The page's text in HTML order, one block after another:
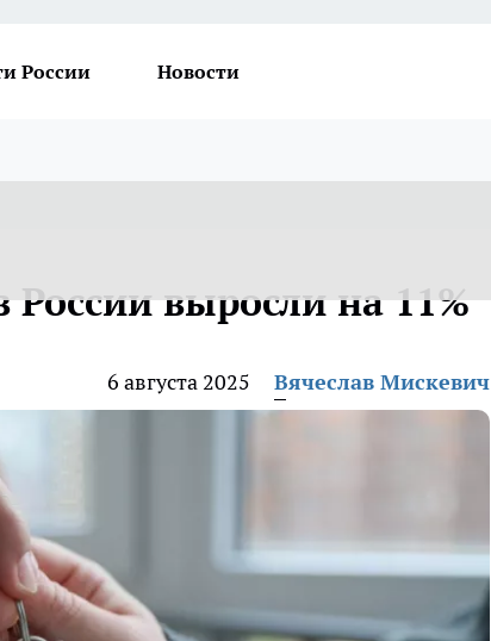
России Новости
выросли на 11%
6 августа 2025 Вячеслав Мискевич